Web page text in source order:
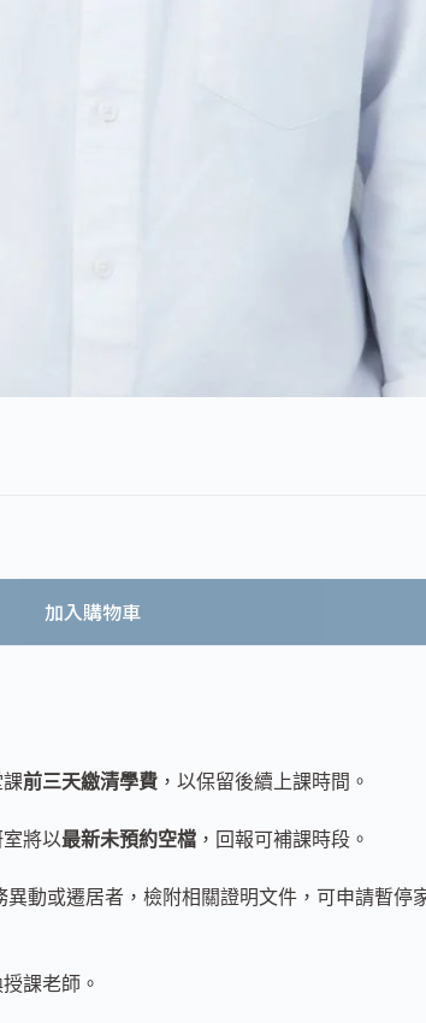
加入購物車
課前三天繳清學費 ，以保留後續上課時間。
將以最新未預約空檔 ，回報可補課時段。
動或遷居者，檢附相關證明文件，可申請暫停
課老師。